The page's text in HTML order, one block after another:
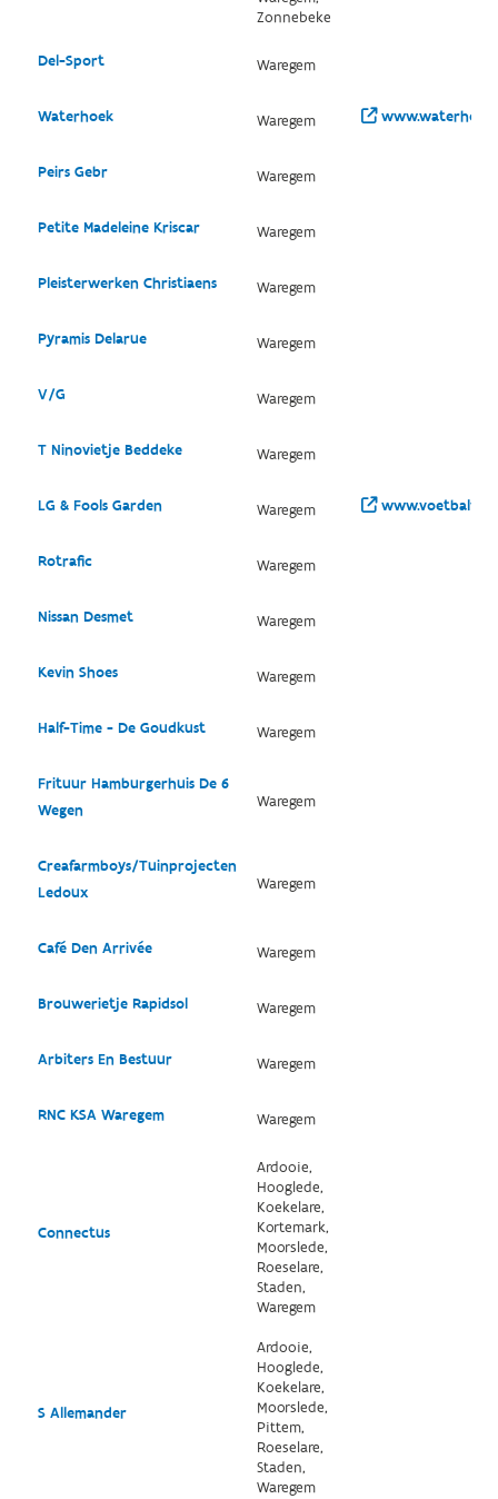
Zonnebeke
Del-Sport Waregem
Waterhoek Waregem
Peirs Gebr Waregem
Petite Madeleine Kriscar Waregem
Pleisterwerken Christiaens Waregem
Pyramis Delarue Waregem
V/G Waregem
T Ninovietje Beddeke Waregem
LG & Fools Garden Waregem
Rotrafic Waregem
Nissan Desmet Waregem
Kevin Shoes Waregem
Half-Time - De Goudkust Waregem
Frituur Hamburgerhuis De 6
Wegen
Waregem
Creafarmboys/Tuinprojecten
Ledoux
Waregem
Café Den Arrivée Waregem
Brouwerietje Rapidsol Waregem
Arbiters En Bestuur Waregem
RNC KSA Waregem Waregem
Connectus
Ardooie,
Hooglede,
Koekelare,
Kortemark,
Moorslede,
Roeselare,
Staden,
Waregem
S Allemander
Ardooie,
Hooglede,
Koekelare,
Moorslede,
Pittem,
Roeselare,
Staden,
Waregem